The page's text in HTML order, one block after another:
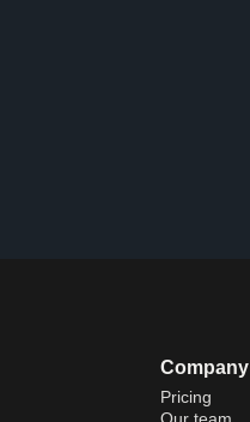
Company
Pricing
Our team